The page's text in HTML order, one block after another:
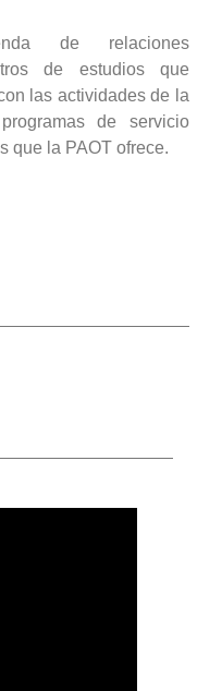
de relaciones
de estudios que
las actividades de la
de servicio
que la PAOT ofrece.